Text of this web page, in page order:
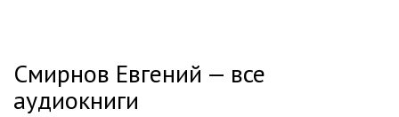
Смирнов Евгений — все
аудиокниги